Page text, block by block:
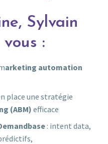
Sylvain
:
arketing automation
place une stratégie
(ABM) efficace
: intent data,